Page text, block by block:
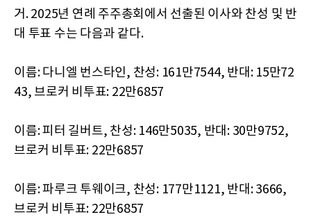
거. 2025년 연례 주주총회에서 선출된 이사와 찬성 및 반
대 투표 수는 다음과 같다.
이름: 다니엘 번스타인, 찬성: 161만7544, 반대: 15만72
43, 브로커 비투표: 22만6857
이름: 피터 길버트, 찬성: 146만5035, 반대: 30만9752,
브로커 비투표: 22만6857
이름: 파루크 투웨이크, 찬성: 177만1121, 반대: 3666,
브로커 비투표: 22만6857